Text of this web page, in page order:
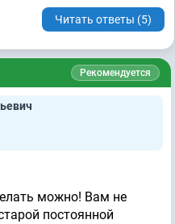
Читать ответы (5)
Рекомендуется
можно! Вам не
постоянной